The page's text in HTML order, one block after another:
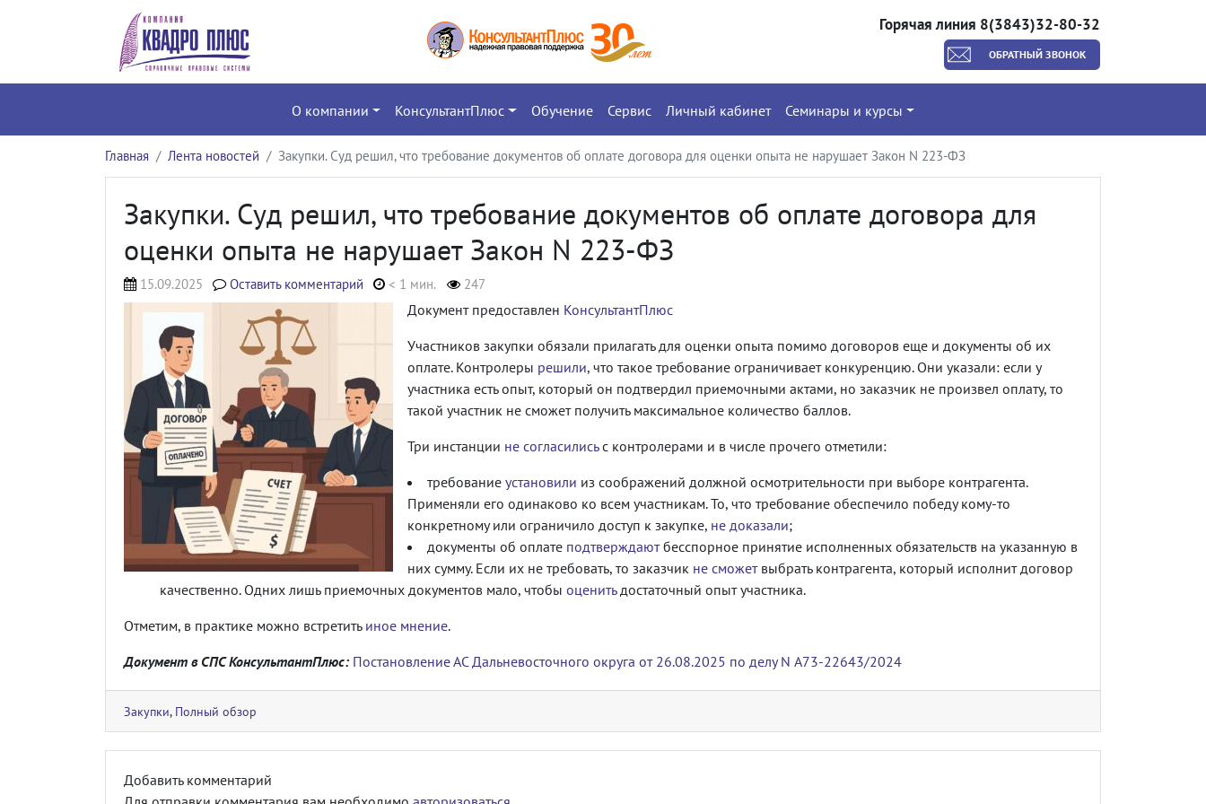
Горячая линия 8(3843)32-80-32
ОБРАТНЫЙ ЗВОНОК
О компании КонсультантПлюс Обучение Сервис Личный кабинет Семинары и курсы
Главная Лента новостей Закупки. Суд решил, что требование документов об оплате договора для оценки опыта не нарушает Закон N 223-ФЗ
Закупки. Суд решил, что требование документов об оплате договора для
оценки опыта не нарушает Закон N 223-ФЗ
15.09.2025 Оставить комментарий < 1 мин. 247
Документ предоставлен КонсультантПлюс
Участников закупки обязали прилагать для оценки опыта помимо договоров еще и документы об их
оплате. Контролеры решили, что такое требование ограничивает конкуренцию. Они указали: если у
участника есть опыт, который он подтвердил приемочными актами, но заказчик не произвел оплату, то
такой участник не сможет получить максимальное количество баллов.
Три инстанции не согласилисьс контролерами и в числе прочего отметили:
требование установили из соображений должной осмотрительности при выборе контрагента.
Применяли его одинаково ко всем участникам. То, что требование обеспечило победу кому-то
конкретному или ограничило доступ к закупке, не доказали;
документы об оплате подтверждаютбесспорное принятие исполненных обязательств на указанную в
них сумму. Если их не требовать, то заказчик не сможетвыбрать контрагента, который исполнит договор
качественно. Одних лишь приемочных документов мало, чтобы оценитьдостаточный опыт участника.
Отметим, в практике можно встретить иное мнение.
Документ в СПС КонсультантПлюс: Постановление АС Дальневосточного округа от 26.08.2025 по делу N А73-22643/2024
Закупки, Полный обзор
Добавить комментарий